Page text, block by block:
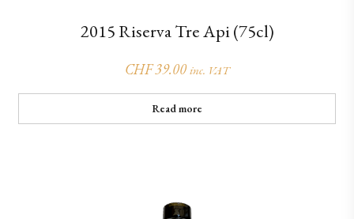
2015 Riserva Tre Api (75cl)
CHF39.00 inc. VAT
Read more